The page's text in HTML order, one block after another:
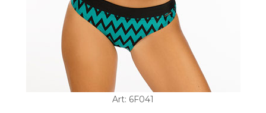
Art: 6F041